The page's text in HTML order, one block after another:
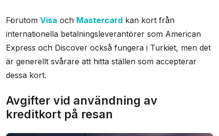
Förutom Visa och Mastercard kan kort från
internationella betalningsleverantörer som American
Express och Discover också fungera i Turkiet, men det
är generellt svårare att hitta ställen som accepterar
dessa kort.
Avgifter vid användning av
kreditkort på resan